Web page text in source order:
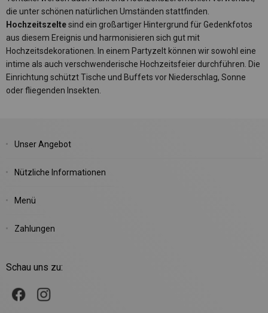
die unter schönen natürlichen Umständen stattfinden.
Hochzeitszeltesind ein großartiger Hintergrund für Gedenkfotos
aus diesem Ereignis und harmonisieren sich gut mit
Hochzeitsdekorationen. In einem Partyzelt können wir sowohl eine
intime als auch verschwenderische Hochzeitsfeier durchführen. Die
Einrichtung schützt Tische und Buffets vor Niederschlag, Sonne
oder fliegenden Insekten.
Unser Angebot
Nützliche Informationen
Menü
Zahlungen
Schau uns zu: